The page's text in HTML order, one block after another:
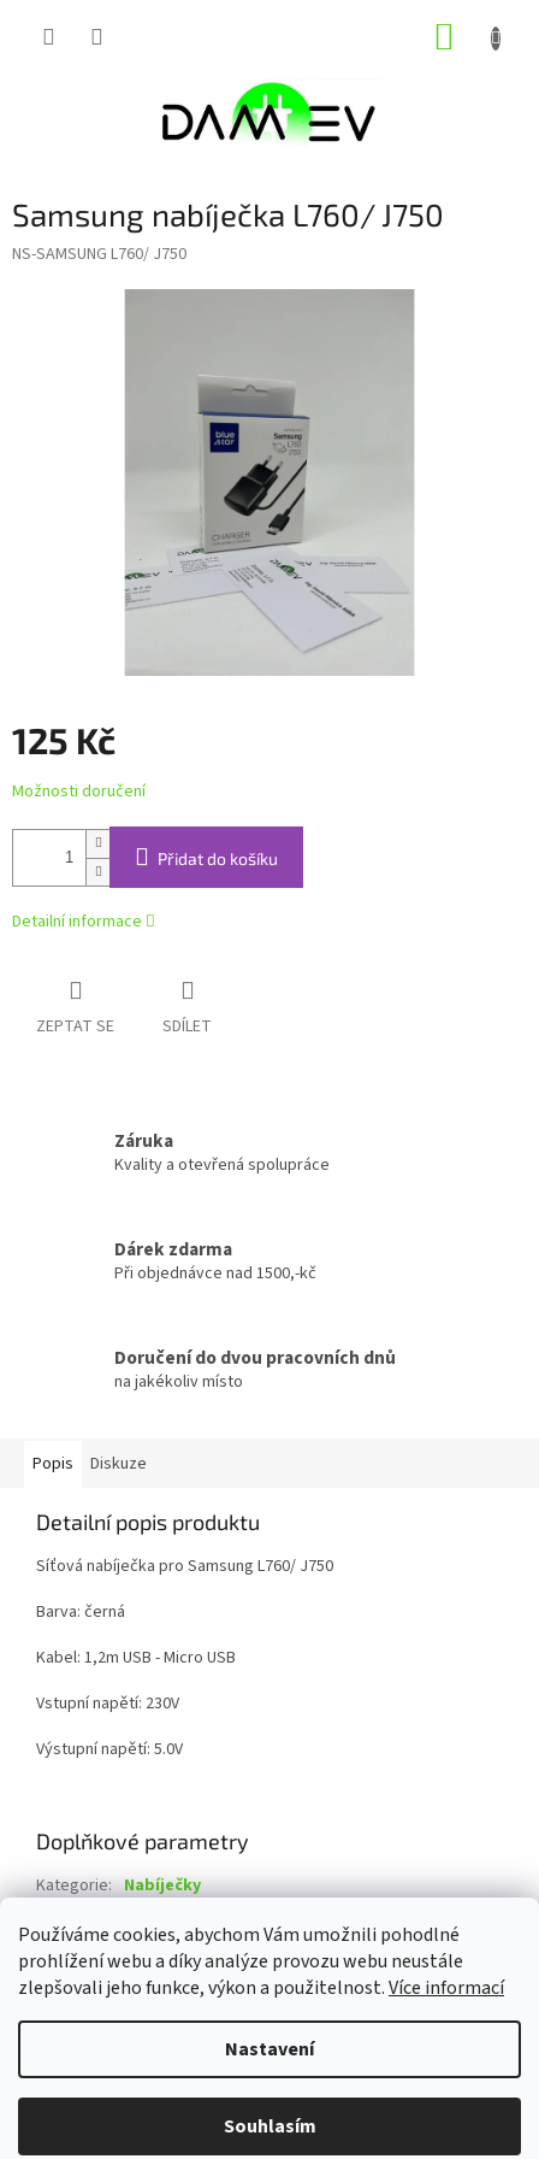
Používáme cookies, abychom Vám umožnili pohodlné
prohlížení webu a díky analýze provozu webu neustále
zlepšovali jeho funkce, výkon a použitelnost.Více informací
Nastavení
Souhlasím
Samsung nabíječka L760/ J750
NS-SAMSUNG L760/ J750
125 Kč
Měrná
cena:
Možnosti doručení
Přidat do košíku
Detailní informace
ZEPTAT SE SDÍLET
Záruka
Kvality a otevřená spolupráce
Dárek zdarma
Při objednávce nad 1500,-kč
Doručení do dvou pracovních dnů
na jakékoliv místo
Popis Diskuze
Detailní popis produktu
Síťová nabíječka pro Samsung L760/ J750
Barva: černá
Kabel: 1,2m USB - Micro USB
Vstupní napětí: 230V
Výstupní napětí: 5.0V
Doplňkové parametry
Kategorie: Nabíječky
Copyright 2026Damev s.r.o.. Všechna práva vyhrazena.Upravit
nastavení cookies